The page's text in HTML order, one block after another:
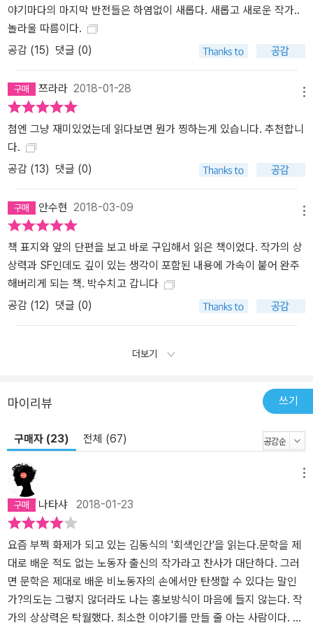
야기마다의 마지막 반전들은 하염없이 새롭다. 새롭고 새로운 작가..
놀라울 따름이다.
공감 (15) 댓글 (0)
쯔라라 2018-01-28
첨엔 그냥 재미있었는데 읽다보면 뭔가 찡하는게 있습니다. 추천합니
다.
공감 (13) 댓글 (0)
안수현 2018-03-09
책 표지와 앞의 단편을 보고 바로 구입해서 읽은 책이었다. 작가의 상
상력과 SF인데도 깊이 있는 생각이 포함된 내용에 가속이 붙어 완주
해버리게 되는 책. 박수치고 갑니다
공감 (12) 댓글 (0)
더보기
마이리뷰 쓰기
구매자 (23) 전체 (67)
나타샤 2018-01-23
요즘 부쩍 화제가 되고 있는 김동식의 '회색인간'을 읽는다.문학을 제
대로 배운 적도 없는 노동자 출신의 작가라고 찬사가 대단하다. 그러
면 문학은 제대로 배운 비노동자의 손에서만 탄생할 수 있다는 말인
가?의도는 그렇지 않더라도 나는 홍보방식이 마음에 들지 않는다. 작
가의 상상력은 탁월했다. 최소한 이야기를 만들 줄 아는 사람이다. 끈